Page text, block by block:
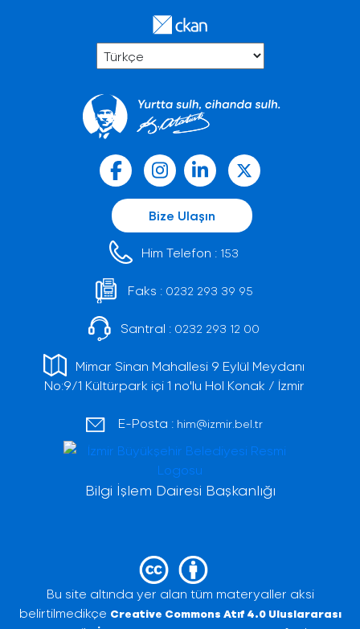
Bize Ulaşın
Him Telefon : 153
Faks : 0232 293 39 95
Santral : 0232 293 12 00
Mimar Sinan Mahallesi 9 Eylül Meydanı
No:9/1 Kültürpark içi 1 no'lu Hol Konak / İzmir
E-Posta : him@izmir.bel.tr
Bilgi İşlem Dairesi Başkanlığı
Bu site altında yer alan tüm materyaller aksi
belirtilmedikçe Creative Commons Atıf 4.0 Uluslararası